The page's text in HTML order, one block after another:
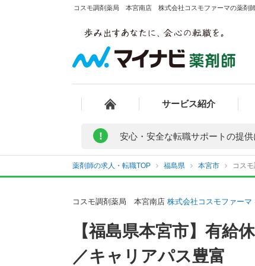
コスモ調剤薬局 本宮南店 株式会社コスモファーマの薬剤
サービス紹介
! 安心・安全な転職サポートの提供
薬剤師の求人・転職TOP 福島県 本宮市 コス
コスモ調剤薬局 本宮南店 株式会社コスモファーマ
【福島県本宮市】有給
／キャリアパス豊富